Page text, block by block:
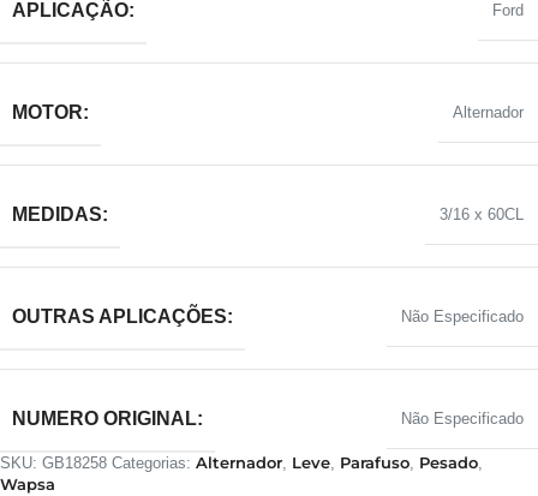
APLICAÇÃO: Ford
MOTOR: Alternador
MEDIDAS: 3/16 x 60CL
OUTRAS APLICAÇÕES: Não Especificado
NUMERO ORIGINAL: Não Especificado
SKU: GB18258 Categorias: Alternador, Leve, Parafuso, Pesado,
Wapsa